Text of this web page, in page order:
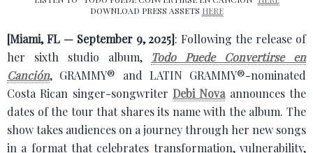
DOWNLOAD PRESS ASSETS HERE
[Miami, FL — September 9, 2025]: Following the release of
her sixth studio album, Todo Puede Convertirse en
Canción, GRAMMY® and LATIN GRAMMY®-nominated
Costa Rican singer-songwriter Debi Novaannounces the
dates of the tour that shares its name with the album. The
show takes audiences on a journey through her new songs
in a format that celebrates transformation, vulnerability,